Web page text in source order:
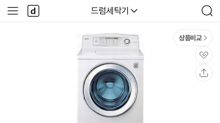
다나와
드럼세탁기
검
색
사
이
다
나
와
상품비교
관
심